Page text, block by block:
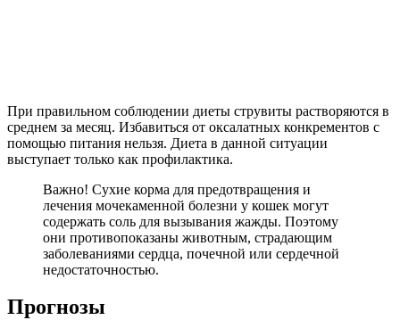
При правильном соблюдении диеты струвиты растворяются в
среднем за месяц. Избавиться от оксалатных конкрементов с
помощью питания нельзя. Диета в данной ситуации
выступает только как профилактика.
Важно! Сухие корма для предотвращения и
лечения мочекаменной болезни у кошек могут
содержать соль для вызывания жажды. Поэтому
они противопоказаны животным, страдающим
заболеваниями сердца, почечной или сердечной
недостаточностью.
Прогнозы